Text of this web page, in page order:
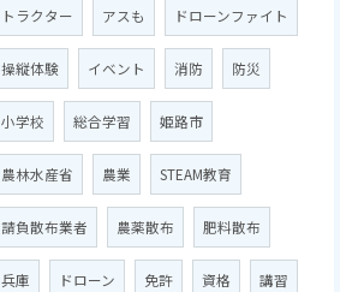
トラクター アスも ドローンファイト
操縦体験 イベント 消防 防災
小学校 総合学習 姫路市
農林水産省 農業 STEAM教育
請負散布業者 農薬散布 肥料散布
兵庫 ドローン 免許 資格 講習